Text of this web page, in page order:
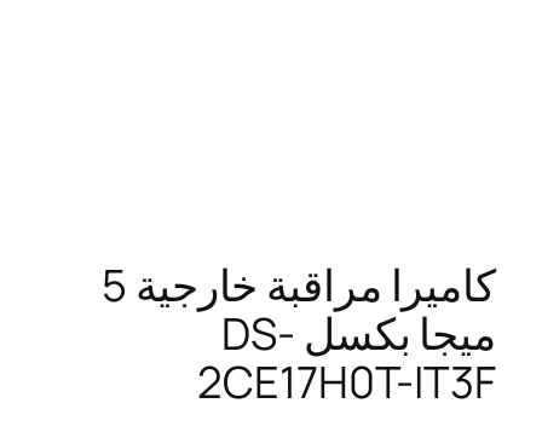
كاميرا مراقبة خارجية 5
ميجا بكسل DS-
2CE17H0T-IT3F